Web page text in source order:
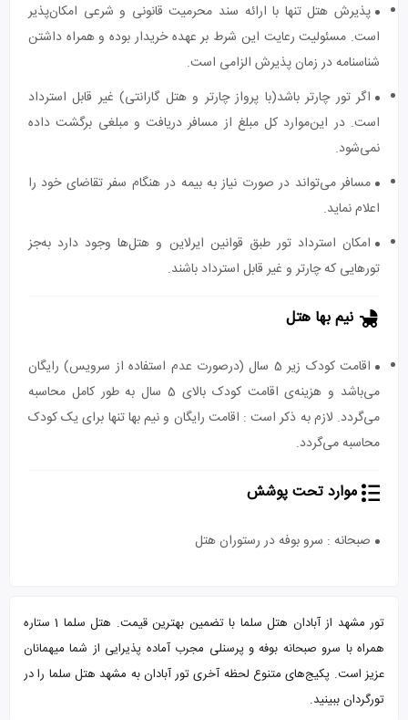
پذیرش هتل تنها با ارائه سند محرمیت قانونی و شرعی امکان‌پذیر
است. مسئولیت رعایت این شرط بر عهده خریدار بوده و همراه داشتن
شناسنامه در زمان پذیرش الزامی است.
اگر تور چارتر باشد(با پرواز چارتر و هتل گارانتی) غیر قابل استرداد
است. در این‌موارد کل مبلغ از مسافر دریافت و مبلغی برگشت داده
نمی‌شود.
مسافر می‌تواند در صورت نیاز به بیمه در هنگام سفر تقاضای خود را
اعلام نماید.
امکان استرداد تور طبق قوانین ایرلاین و هتل‌ها وجود دارد به‌جز
تورهایی که چارتر و غیر قابل استرداد باشند.
نیم بها هتل
اقامت کودک زیر 5 سال (درصورت عدم استفاده از سرویس) رایگان
می‌باشد و هزینه‌ی اقامت کودک بالای 5 سال به طور کامل محاسبه
می‌گردد. لازم به ذکر است : اقامت رایگان و نیم بها تنها برای یک کودک
محاسبه می‌گردد.
موارد تحت پوشش
صبحانه : سرو بوفه در رستوران هتل
تور مشهد از آبادان هتل سلما با تضمین بهترین قیمت. هتل سلما 1 ستاره
همراه با سرو صبحانه بوفه و پرسنلی مجرب آماده پذیرایی از شما میهمانان
عزیز است. پکیج‌های متنوع لحظه آخری تور آبادان به مشهد هتل سلما را در
تورگردان ببینید.